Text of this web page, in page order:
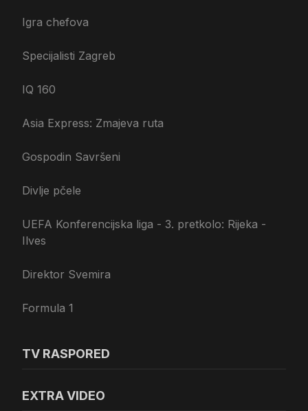
Igra chefova
Specijalisti Zagreb
IQ 160
Asia Express: Zmajeva ruta
Gospodin Savršeni
Divlje pčele
UEFA Konferencijska liga - 3. pretkolo: Rijeka -
Ilves
Direktor Svemira
Formula 1
TV RASPORED
EXTRA VIDEO